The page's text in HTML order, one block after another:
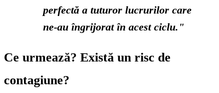
perfectă a tuturor lucrurilor care
ne-au îngrijorat în acest ciclu."
Ce urmează? Există un risc de
contagiune?